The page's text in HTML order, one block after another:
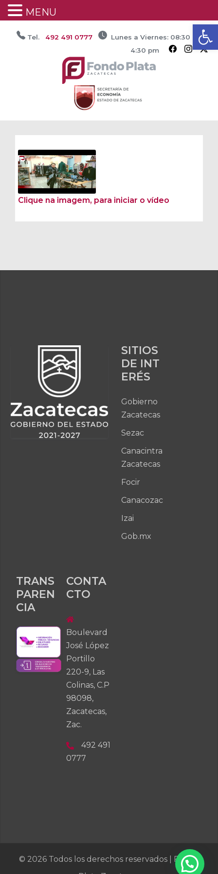
Tel. 492 491 0777
Lunes a Viernes: 08:30 am /
4:30 pm
Clique na imagem, para iniciar o vídeo
SITIOS
DE INT
ERÉS
Gobierno
Zacatecas
Sezac
Canacintra
Zacatecas
Focir
Canacozac
Izai
Gob.mx
TRANS
PAREN
CIA
CONTA
CTO
Boulevard
José López
Portillo
220-9, Las
Colinas, C.P
98098,
Zacatecas,
Zac.
492 491
0777
© 2026 Todos los derechos reservados | Fondo
MENU